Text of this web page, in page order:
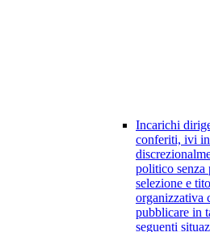
Incarichi
conferiti, ivi
politico senza
selezione e
organizzativa
pubblicare in
seguenti